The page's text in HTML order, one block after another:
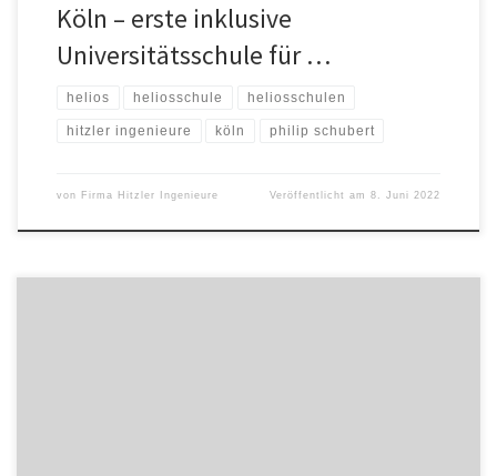
Köln – erste inklusive
Universitätsschule für …
helios heliosschule heliosschulen
hitzler ingenieure köln philip schubert
von Firma Hitzler Ingenieure Veröffentlicht am8. Juni 2022